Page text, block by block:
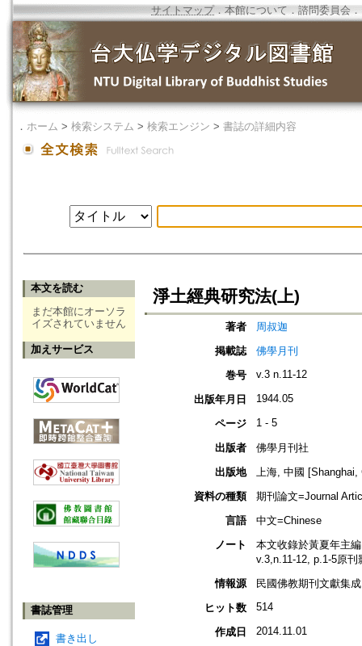
サイトマップ．本館について ． 諮問委員会 ．
． ホーム > 検索システム > 検索エンジン > 書誌の詳細内容
本文を読む
まだ本館にオーソラ
イズされていません
加えサービス
書誌管理
書き出し
淨土經典研究法(上)
著者
周叔迦
掲載誌
佛學月刊
巻号
v.3 n.11-12
出版年月日 1944.05
ページ 1 - 5
出版者
佛學月刊社
出版地
上海, 中國 [Shanghai,
資料の種類
期刊論文=Journal
言語
中文=Chinese
ノート
本文收錄於黃夏年主
v.3,n.11-12, p.1-5原刊
情報源
民國佛教期刊文獻集
ヒット数
514
作成日 2014.11.01